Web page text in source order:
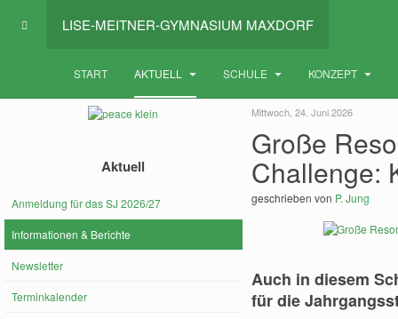
LISE-MEITNER-GYMNASIUM MAXDORF
START AKTUELL SCHULE KONZEPT
Mittwoch, 24. Juni 2026
Große
Challenge:
geschrieben von P. Jung
Auch in diesem
für die
Aktuell
Anmeldung für das SJ 2026/27
Informationen & Berichte
Newsletter
Terminkalender